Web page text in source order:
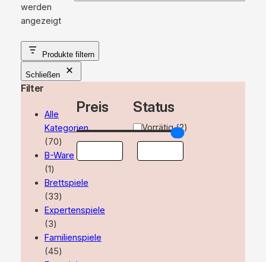
werden
angezeigtNach
Produkte filtern
Schließen
Filter
Alle
Kategorien
7070
Produkte
B-Ware
11
Produkt
Brettspiele
3333
Produkte
Expertenspiele
33
Produkte
Familienspiele
4545
Preis Status
Verfügbarkeit
Vorrätig(2)